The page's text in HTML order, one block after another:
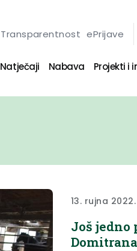
Transparentnost ePrijave
Natječaji Nabava Projekti i
13. rujna 2022.
Još jedno